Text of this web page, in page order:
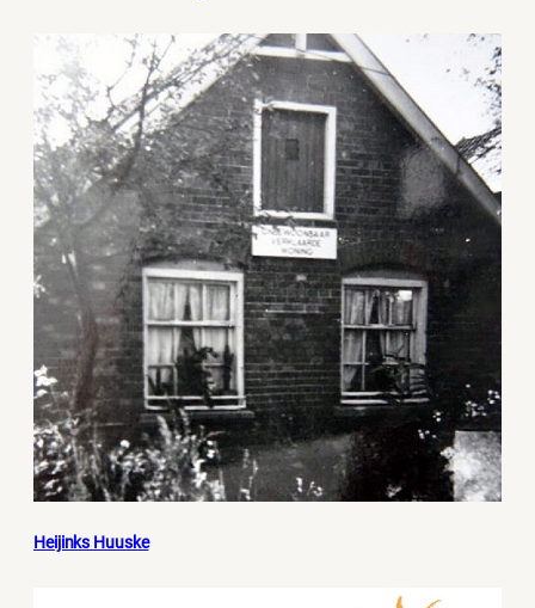
Heijinks Huuske